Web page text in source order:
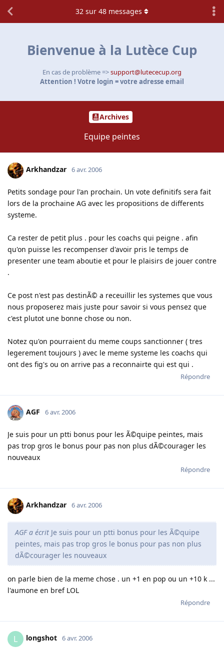
Bienvenue à la Lutèce Cup
En cas de problème =>support@lutececup.org
Attention ! Votre login = votre adresse email
Archives
Equipe peintes
32 sur 48 messages
Arkhandzar 6 avr. 2006
Petits sondage pour l'an prochain. Un vote definitifs sera fait
lors de la prochaine AG avec les propositions de differents
systeme.
Ca rester de petit plus . pour les coachs qui peigne . afin
qu'on puisse les recompenser d'avoir pris le temps de
presenter une team aboutie et pour le plaisirs de jouer contre
.
Ce post n'est pas destinÃ© a receuillir les systemes que vous
nous proposerez mais juste pour savoir si vous pensez que
c'est plutot une bonne chose ou non.
Notez qu'on pourraient du meme coups sanctionner ( tres
legerement toujours ) avec le meme systeme les coachs qui
ont des fig's ou on arrive pas a reconnairte qui est qui .
Répondre
AGF 6 avr. 2006
Je suis pour un ptti bonus pour les Ã©quipe peintes, mais
pas trop gros le bonus pour pas non plus dÃ©courager les
nouveaux
Répondre
Arkhandzar 6 avr. 2006
AGF a écrit Je suis pour un ptti bonus pour les Ã©quipe
peintes, mais pas trop gros le bonus pour pas non plus
dÃ©courager les nouveaux
on parle bien de la meme chose . un +1 en pop ou un +10 k ...
l'aumone en bref LOL
Répondre
L longshot 6 avr. 2006